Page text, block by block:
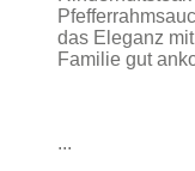
das Eleganz
Familie gut
...